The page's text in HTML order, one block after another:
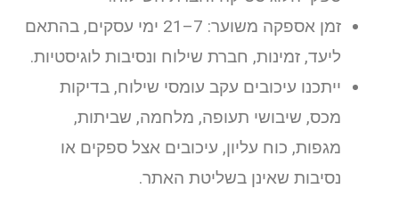
זמן אספקה משוער: 7–21 ימי עסקים, בהתאם
ליעד, זמינות, חברת שילוח ונסיבות לוגיסטיות.
ייתכנו עיכובים עקב עומסי שילוח, בדיקות
מכס, שיבושי תעופה, מלחמה, שביתות,
מגפות, כוח עליון, עיכובים אצל ספקים או
נסיבות שאינן בשליטת האתר.